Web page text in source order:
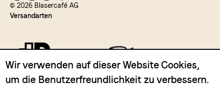
nous
© 2026 Blasercafé AG
Versandarten
Wir verwenden auf dieser Website Cookies,
um die Benutzerfreundlichkeit zu verbessern.